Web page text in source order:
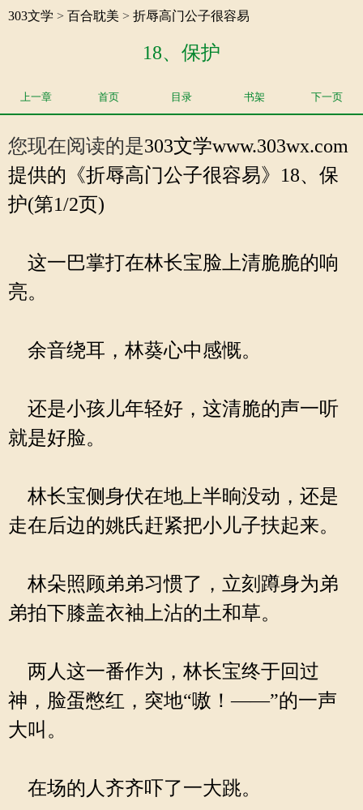
303文学 > 百合耽美 > 折辱高门公子很容易
18、保护
上一章 首页 目录 书架 下一页
您现在阅读的是303文学www.303wx.com
提供的《折辱高门公子很容易》18、保
护(第1/2页)
这一巴掌打在林长宝脸上清脆脆的响
亮。
余音绕耳，林葵心中感慨。
还是小孩儿年轻好，这清脆的声一听
就是好脸。
林长宝侧身伏在地上半晌没动，还是
走在后边的姚氏赶紧把小儿子扶起来。
林朵照顾弟弟习惯了，立刻蹲身为弟
弟拍下膝盖衣袖上沾的土和草。
两人这一番作为，林长宝终于回过
神，脸蛋憋红，突地“嗷！——”的一声
大叫。
在场的人齐齐吓了一大跳。